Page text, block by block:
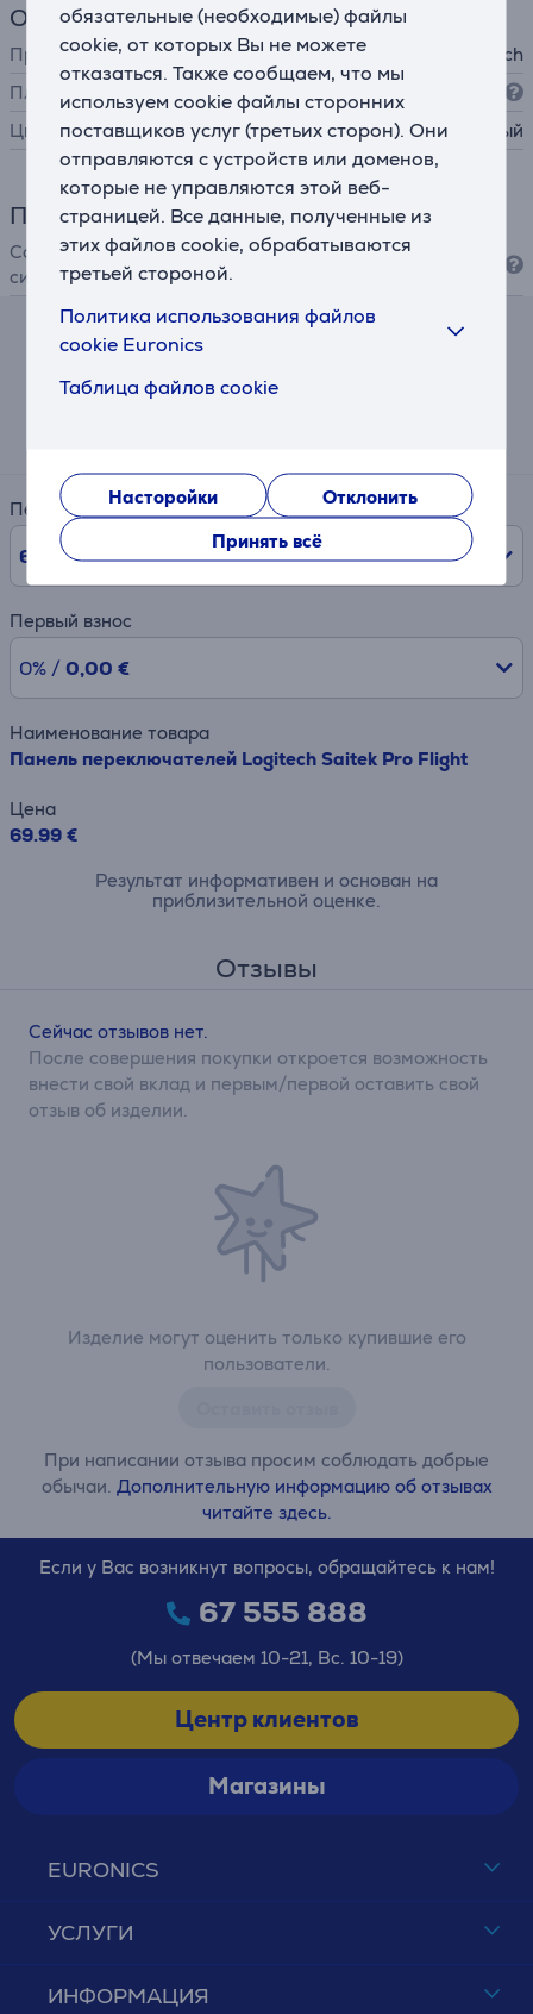
обязательные (необходимые) файлы
cookie, от которых Вы не можете
отказаться. Также сообщаем, что мы
используем cookie файлы сторонних
поставщиков услуг (третьих сторон). Они
отправляются с устройств или доменов,
которые не управляются этой веб-
страницей. Все данные, полученные из
этих файлов cookie, обрабатываются
третьей стороной.
Политика использования файлов
cookie Euronics
Таблица файлов cookie
Насторойки
Отклонить
Принять всё
Общий параметр
Производитель
Logitech
Платформа
Цвет
черный
Программное обеспечение
Совместимость с оп.
системами
Калькулятор лизинга и аренды
Примерный размер ежемесячного платежа
Период
6 мес.
Первый взнос
0% / 0,00 €
Наименование товара
Панель переключателей Logitech Saitek Pro Flight
Цена
69.99 €
Результат информативен и основан на
приблизительной оценке.
Отзывы
Изделие могут оценить только купившие его
пользователи.
При написании отзыва просим соблюдать добрые
обычаи. Дополнительную информацию об отзывах
читайте здесь.
Сейчас отзывов нет.
После совершения покупки откроется возможность
внести свой вклад и первым/первой оставить свой
отзыв об изделии.
EURONICS
УСЛУГИ
ИНФОРМАЦИЯ
Если у Вас возникнут вопросы, обращайтесь к нам!
67 555 888
(Мы отвечаем 10-21, Вс. 10-19)
Центр клиентов
Магазины